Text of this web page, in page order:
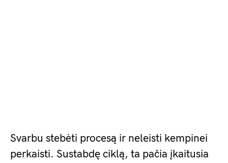
Svarbu stebėti procesą ir neleisti kempinei
perkaisti. Sustabdę ciklą, ta pačia įkaitusia